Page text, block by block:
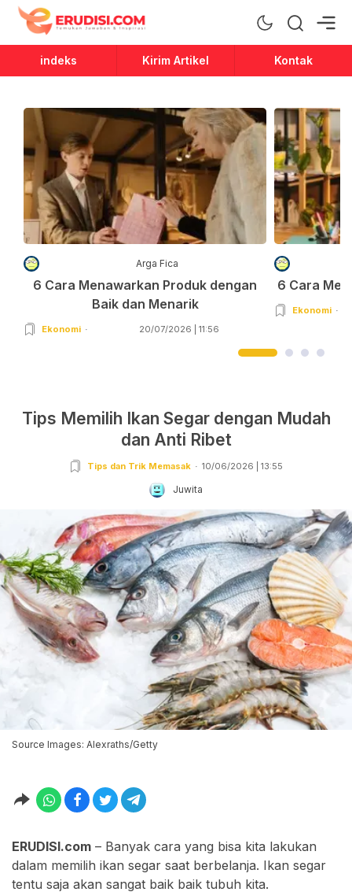
Erudisi
Temukan Jawaban dan Inspirasi
indeks Kirim Artikel Kontak
Arga Fica
6 Cara Menawarkan Produk dengan
Baik dan Menarik
Ekonomi 20/07/2026 | 11:56
6 Cara
Ekonomi
Tips Memilih Ikan Segar dengan Mudah
dan Anti Ribet
Tips dan Trik Memasak 10/06/2026 | 13:55
Juwita
Source Images: Alexraths/Getty
ERUDISI.com – Banyak cara yang bisa kita lakukan
dalam memilih ikan segar saat berbelanja. Ikan segar
tentu saja akan sangat baik baik tubuh kita.